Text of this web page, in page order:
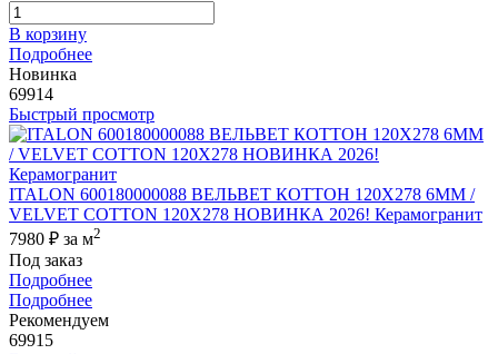
В корзину
Подробнее
Новинка
69914
Быстрый просмотр
ITALON 600180000088 ВЕЛЬВЕТ КОТТОН 120X278 6ММ /
VELVET COTTON 120X278 НОВИНКА 2026! Керамогранит
7980 ₽ за м2
Под заказ
Подробнее
Подробнее
Рекомендуем
69915